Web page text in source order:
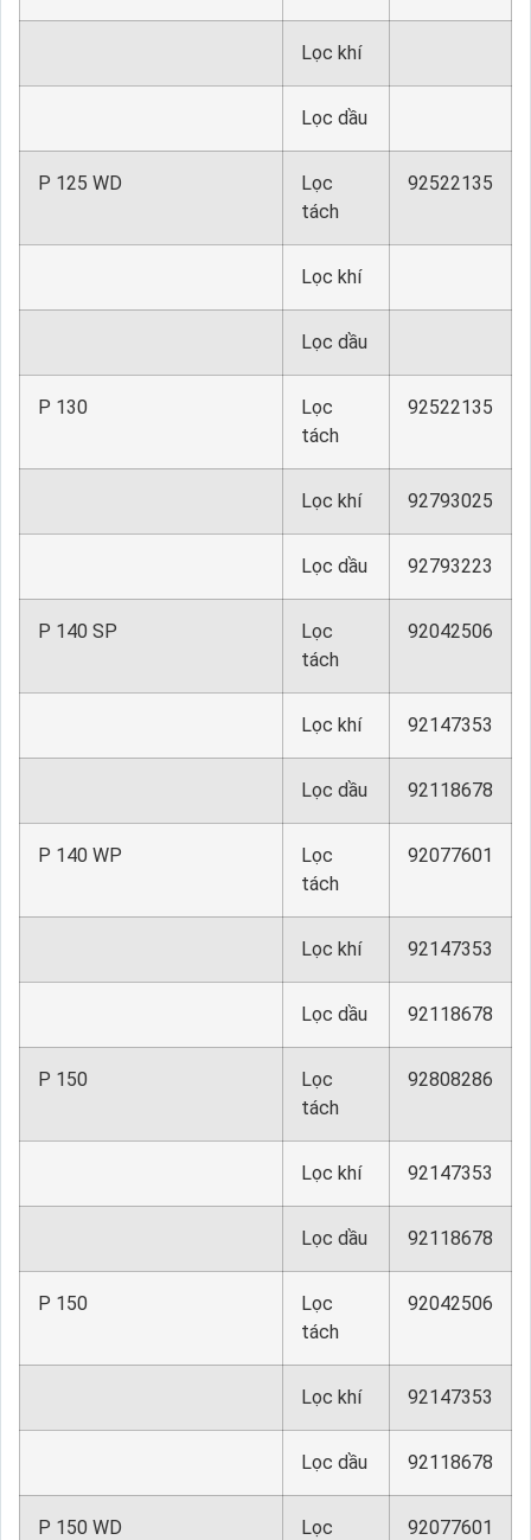
Lọc khí
Lọc dầu
P 125 WD
Lọc
tách
92522135
Lọc khí
Lọc dầu
P 130
Lọc
tách
92522135
Lọc khí 92793025
Lọc dầu 92793223
P 140 SP
Lọc
tách
92042506
Lọc khí 92147353
Lọc dầu 92118678
P 140 WP
Lọc
tách
92077601
Lọc khí 92147353
Lọc dầu 92118678
P 150
Lọc
tách
92808286
Lọc khí 92147353
Lọc dầu 92118678
P 150
Lọc
tách
92042506
Lọc khí 92147353
Lọc dầu 92118678
P 150 WD
Lọc
92077601